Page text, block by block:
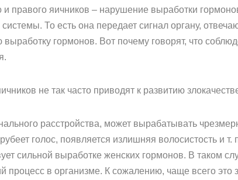
правого яичников – нарушение выработки
То есть она передает сигнал органу,
гормонов. Вот почему говорят, что
не так часто приводят к развитию
расстройства, может вырабатывать
голос, появляется излишняя волосистость и т.
сильной выработке женских гормонов. В таком
в организме. К сожалению, чаще всего это